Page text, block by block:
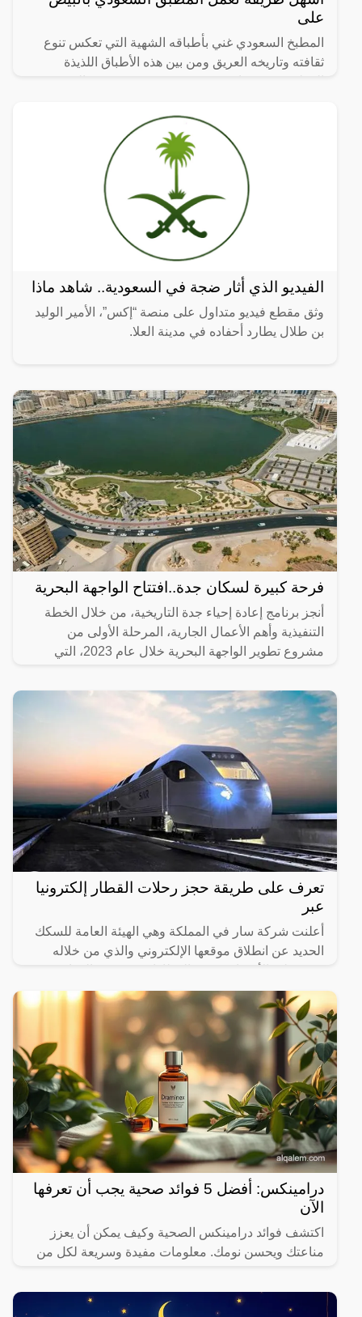
على
المطبخ السعودي غني بأطباقه الشهية التي تعكس تنوع
ثقافته وتاريخه العريق ومن بين هذه الأطباق اللذيذة
الفيديو الذي أثار ضجة في السعودية.. شاهد ماذا
وثق مقطع فيديو متداول على منصة “إكس”، الأمير الوليد
بن طلال يطارد أحفاده في مدينة العلا.
فرحة كبيرة لسكان جدة..افتتاح الواجهة البحرية
أنجز برنامج إعادة إحياء جدة التاريخية، من خلال الخطة
التنفيذية وأهم الأعمال الجارية، المرحلة الأولى من
مشروع تطوير الواجهة البحرية خلال عام 2023، التي
تعرف على طريقة حجز رحلات القطار إلكترونيا
عبر
أعلنت شركة سار في المملكة وهي الهيئة العامة للسكك
الحديد عن انطلاق موقعها الإلكتروني والذي من خلاله
المختلفة لها،
درامينكس: أفضل 5 فوائد صحية يجب أن تعرفها
الآن
اكتشف فوائد درامينكس الصحية وكيف يمكن أن يعزز
مناعتك ويحسن نومك. معلومات مفيدة وسريعة لكل من